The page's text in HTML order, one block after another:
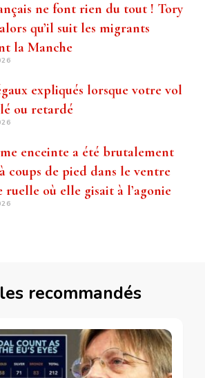
ne font rien du tout ! Tory
qu’il suit les migrants
la Manche
expliqués lorsque votre vol
ou retardé
enceinte a été brutalement
coups de pied dans le ventre
ruelle où elle gisait à l’agonie
recommandés